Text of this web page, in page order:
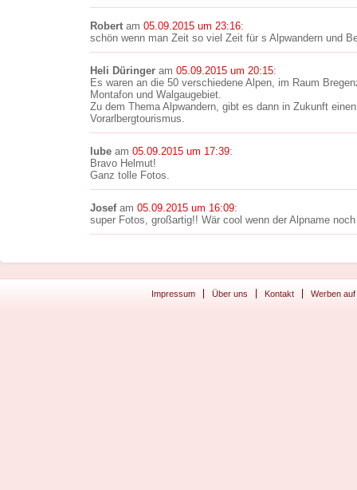
Robert am 05.09.2015 um 23:16:
schön wenn man Zeit so viel Zeit für s Alpwandern und
Heli Düringer am 05.09.2015 um 20:15:
Es waren an die 50 verschiedene Alpen, im Raum
Montafon und Walgaugebiet.
Zu dem Thema Alpwandern, gibt es dann in Zukunft
Vorarlbergtourismus.
lube am 05.09.2015 um 17:39:
Bravo Helmut!
Ganz tolle Fotos.
Josefam 05.09.2015 um 16:09:
super Fotos, großartig!! Wär cool wenn der Alpname
Impressum Über uns Kontakt Werben